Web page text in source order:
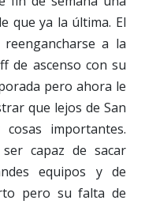
que ya la última. El
a la
de ascenso con su
pero ahora le
que lejos de San
importantes.
capaz de sacar
equipos y de
pero su falta de